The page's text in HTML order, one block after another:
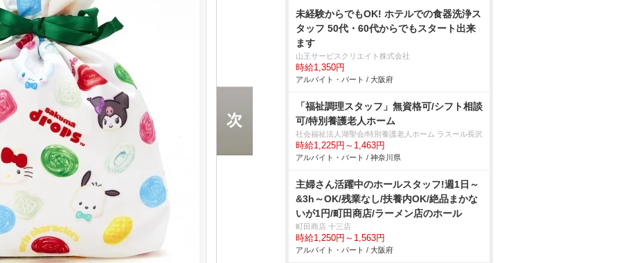
未経験からでもOK! ホテルでの食器洗浄ス
タッフ 50代・60代からでもスタート出来
ます
山王サービスクリエイト株式会社
時給1,350円
アルバイト・パート / 大阪府
「福祉調理スタッフ」無資格可/シフト相談
可/特別養護老人ホーム
社会福祉法人湖聖会/特別養護老人ホーム ラスール長沢
時給1,225円～1,463円
アルバイト・パート / 神奈川県
主婦さん活躍中のホールスタッフ!週1日～
&3h～OK/残業なし/扶養内OK/絶品まかな
いが1円/町田商店/ラーメン店のホール
町田商店 十三店
時給1,250円～1,563円
アルバイト・パート / 大阪府